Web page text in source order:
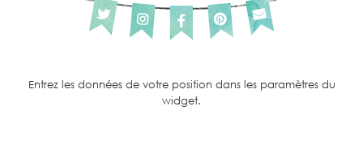
Entrez les données de votre position dans les paramètres du
widget.